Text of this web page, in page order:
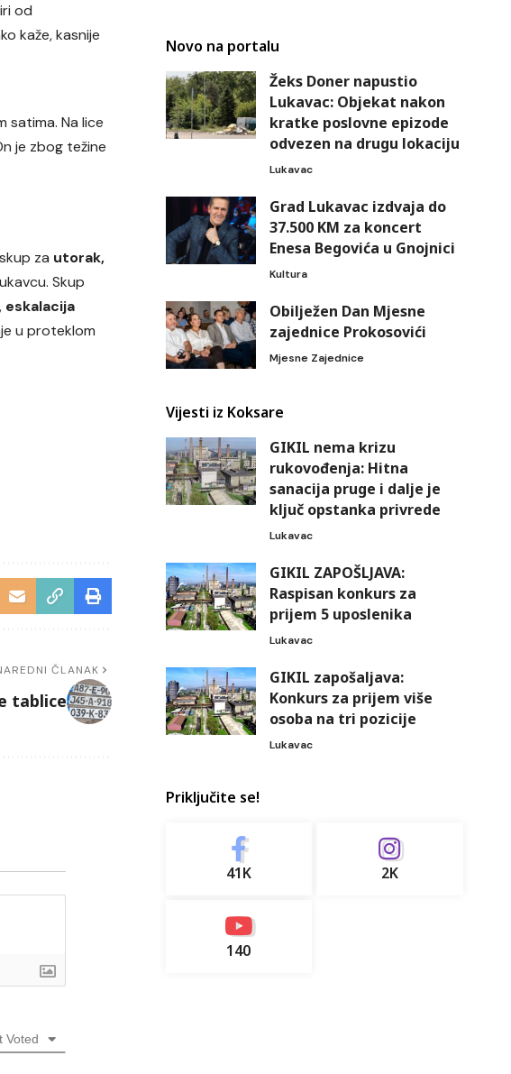
od
kaže, kasnije
satima. Na lice
je zbog težine
za utorak,
Skup
eskalacija
u proteklom
ČLANAK
tablice
Voted
Novo na portalu
Žeks Doner napustio
Lukavac: Objekat nakon
kratke poslovne epizode
odvezen na drugu lokaciju
Lukavac
Grad Lukavac izdvaja do
37.500 KM za koncert
Enesa Begovića u Gnojnici
Kultura
Obilježen Dan Mjesne
zajednice Prokosovići
Mjesne Zajednice
Vijesti iz Koksare
GIKIL nema krizu
rukovođenja: Hitna
sanacija pruge i dalje je
ključ opstanka privrede
Lukavac
GIKIL ZAPOŠLJAVA:
Raspisan konkurs za
prijem 5 uposlenika
Lukavac
GIKIL zapošaljava:
Konkurs za prijem više
osoba na tri pozicije
Lukavac
Priključite se!
41K 2K
140